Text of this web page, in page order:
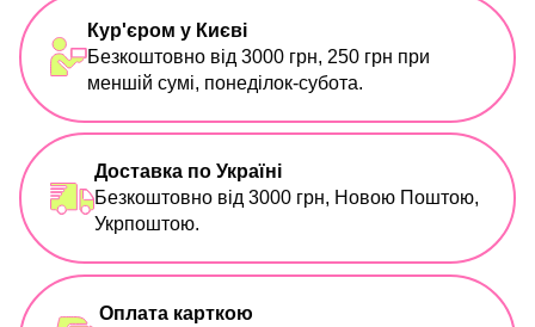
Кур'єром у Києві
Безкоштовно від 3000 грн, 250 грн при
меншій сумі, понеділок-субота.
Доставка по Україні
Безкоштовно від 3000 грн, Новою Поштою,
Укрпоштою.
Оплата карткою